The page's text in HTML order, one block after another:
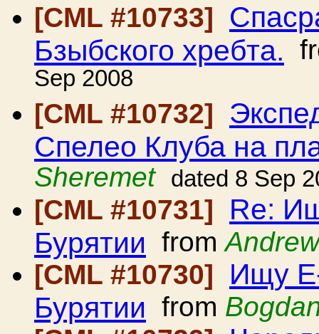
[CML #10733]
Бзыбского хребта.
Sep 2008
[CML #10732]
Спелео Клуба на
Sheremet
dated 8 Sep
[CML #10731] Re:
Бурятии from
[CML #10730]
Ищу
Бурятии from